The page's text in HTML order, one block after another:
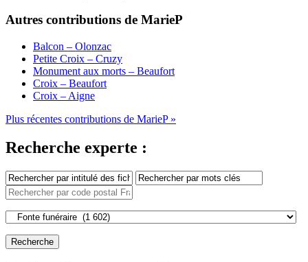
Autres contributions de MarieP
Balcon – Olonzac
Petite Croix – Cruzy
Monument aux morts – Beaufort
Croix – Beaufort
Croix – Aigne
Plus récentes contributions de MarieP »
Recherche experte :